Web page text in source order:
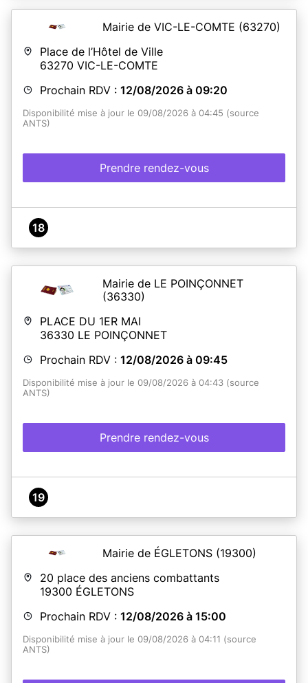
Mairie de VIC-LE-COMTE (63270)
Place de l’Hôtel de Ville
63270 VIC-LE-COMTE
Prochain RDV : 12/08/2026 à 09:20
Disponibilité mise à jour le 09/08/2026 à 04:45 (source
ANTS)
Prendre rendez-vous
18
Mairie de LE POINÇONNET
(36330)
PLACE DU 1ER MAI
36330 LE POINÇONNET
Prochain RDV : 12/08/2026 à 09:45
Disponibilité mise à jour le 09/08/2026 à 04:43 (source
ANTS)
Prendre rendez-vous
19
Mairie de ÉGLETONS (19300)
20 place des anciens combattants
19300 ÉGLETONS
Prochain RDV : 12/08/2026 à 15:00
Disponibilité mise à jour le 09/08/2026 à 04:11 (source
ANTS)